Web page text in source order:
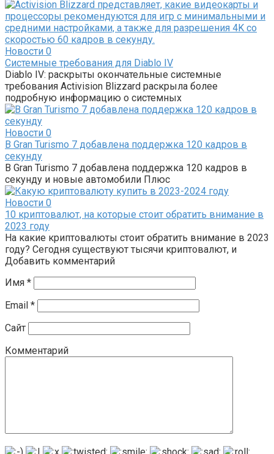
Новости 0
Системные требования для Diablo IV
Diablo IV: раскрыты окончательные системные
требования Activision Blizzard раскрыла более
подробную информацию о системных
Новости 0
В Gran Turismo 7 добавлена ​​поддержка 120 кадров в
секунду
В Gran Turismo 7 добавлена ​​поддержка 120 кадров в
секунду и новые автомобили Плюс
Новости 0
10 криптовалют, на которые стоит обратить внимание в
2023 году
На какие криптовалюты стоит обратить внимание в 2023
году? Сегодня существуют тысячи криптовалют, и
Добавить комментарий
Имя *
Email *
Сайт
Комментарий